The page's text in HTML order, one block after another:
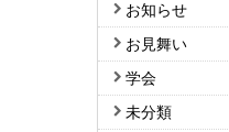
お知らせ
お見舞い
学会
未分類